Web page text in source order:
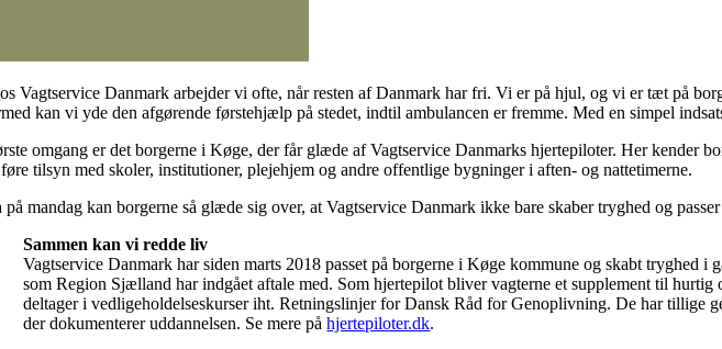
Vagtservice Danmark arbejder vi ofte, når resten af Danmark har fri. Vi er på hjul, og vi er tæt på
kan vi yde den afgørende førstehjælp på stedet, indtil ambulancen er fremme. Med en simpel
omgang er det borgerne i Køge, der får glæde af Vagtservice Danmarks hjertepiloter. Her kender
tilsyn med skoler, institutioner, plejehjem og andre offentlige bygninger i aften- og nattetimerne.
på mandag kan borgerne så glæde sig over, at Vagtservice Danmark ikke bare skaber tryghed og
Sammen kan vi redde liv
Vagtservice Danmark har siden marts 2018 passet på borgerne i Køge kommune og skabt tryghed
som Region Sjælland har indgået aftale med. Som hjertepilot bliver vagterne et supplement til
deltager i vedligeholdelseskurser iht. Retningslinjer for Dansk Råd for Genoplivning. De har tillige
der dokumenterer uddannelsen. Se mere påhjertepiloter.dk.